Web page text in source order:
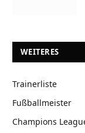
WEITERES
Trainerliste
Fußballmeister
Champions